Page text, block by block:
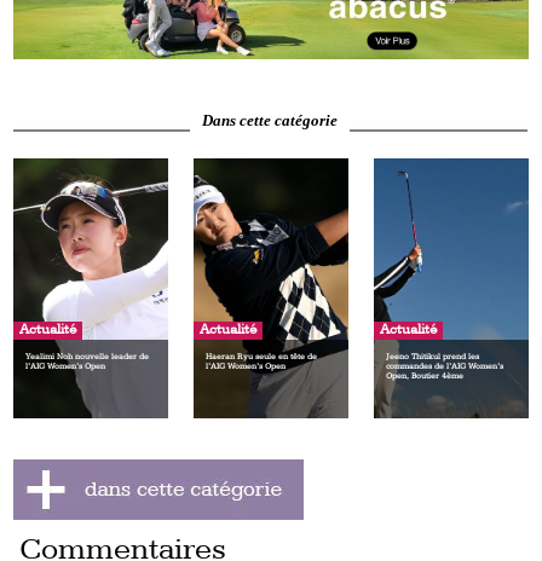
Dans cette catégorie
Actualité
Yealimi Noh nouvelle leader de
l’AIG Women’s Open
Actualité
Haeran Ryu seule en tête de
l’AIG Women’s Open
Actualité
Jeeno Thitikul prend les
commandes de l’AIG Women’s
Open, Boutier 4ème
Commentaires